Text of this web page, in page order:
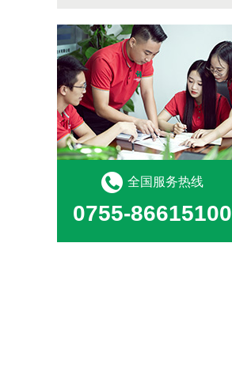
全国服务热线
0755-86615100